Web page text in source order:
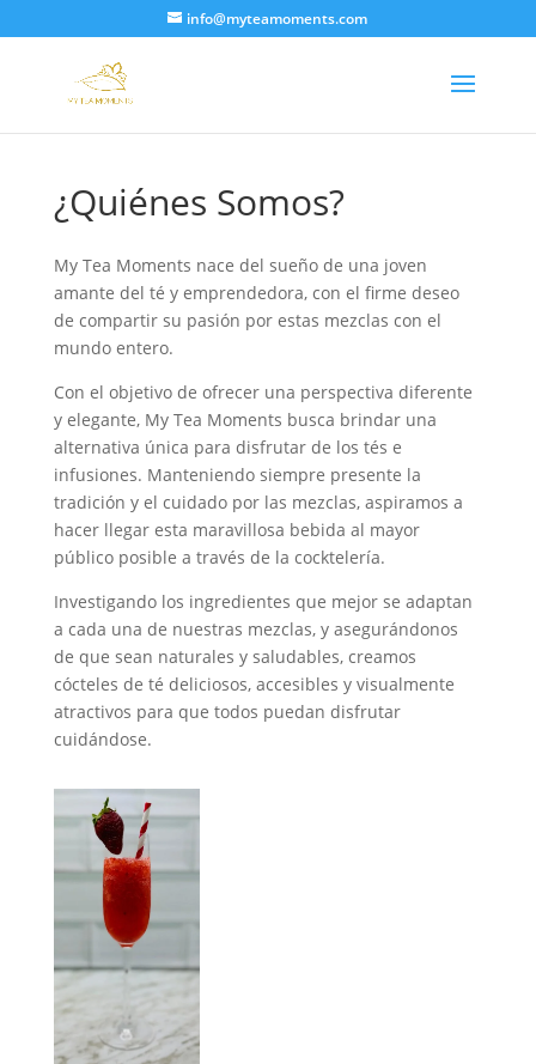
info@myteamoments.com
¿Quiénes Somos?
My Tea Moments nace del sueño de una joven
amante del té y emprendedora, con el firme deseo
de compartir su pasión por estas mezclas con el
mundo entero.
Con el objetivo de ofrecer una perspectiva diferente
y elegante, My Tea Moments busca brindar una
alternativa única para disfrutar de los tés e
infusiones. Manteniendo siempre presente la
tradición y el cuidado por las mezclas, aspiramos a
hacer llegar esta maravillosa bebida al mayor
público posible a través de la cocktelería.
Investigando los ingredientes que mejor se adaptan
a cada una de nuestras mezclas, y asegurándonos
de que sean naturales y saludables, creamos
cócteles de té deliciosos, accesibles y visualmente
atractivos para que todos puedan disfrutar
cuidándose.